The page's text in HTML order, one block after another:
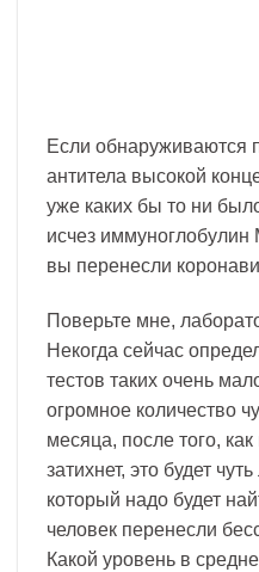
Если обнаруживаются
антитела высокой
уже каких бы то ни
исчез иммуноглобулин
вы перенесли
Поверьте мне,
Некогда сейчас
тестов таких очень
огромное количество
месяца, после того,
затихнет, это будет
который надо будет
человек перенесли
Какой уровень в